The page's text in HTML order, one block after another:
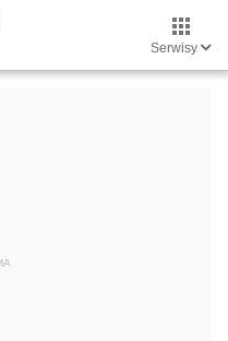
Serwisy